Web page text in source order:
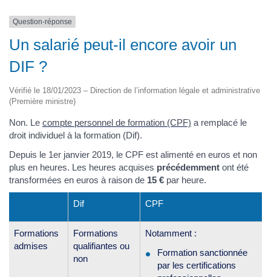
Question-réponse
Un salarié peut-il encore avoir un
DIF ?
Vérifié le 18/01/2023 – Direction de l’information légale et administrative
(Première ministre)
Non. Le compte personnel de formation (CPF) a remplacé le
droit individuel à la formation (Dif).
Depuis le 1er janvier 2019, le CPF est alimenté en euros et non
plus en heures. Les heures acquises précédemment ont été
transformées en euros à raison de 15 € par heure.
Dif CPF
Formations
admises
Formations
qualifiantes ou
non
Notamment :
Formation sanctionnée
par les certifications